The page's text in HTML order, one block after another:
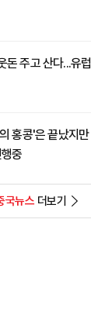
돈 주고 산다...유럽
홍콩'은 끝났지만
중
국뉴스더보기